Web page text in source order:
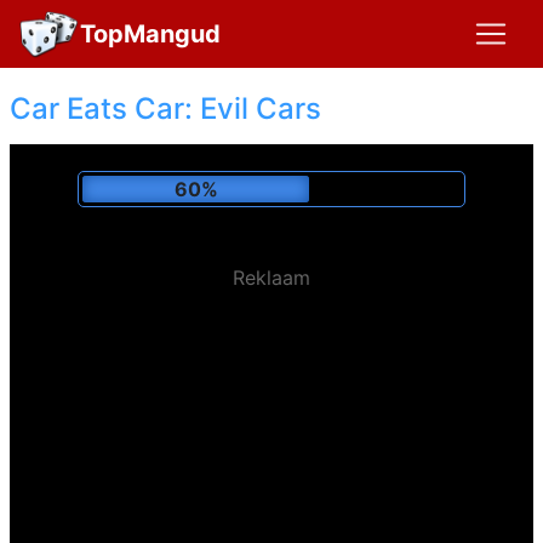
TopMangud
Car Eats Car: Evil Cars
64%
Reklaam